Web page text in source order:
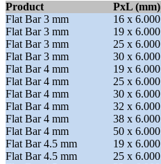
Product
PxL (mm)
Flat Bar 3 mm
16 x 6.000
Flat Bar 3 mm
19 x 6.000
Flat Bar 3 mm
25 x 6.000
Flat Bar 3 mm
30 x 6.000
Flat Bar 4 mm
19 x 6.000
Flat Bar 4 mm
25 x 6.000
Flat Bar 4 mm
30 x 6.000
Flat Bar 4 mm
32 x 6.000
Flat Bar 4 mm
38 x 6.000
Flat Bar 4 mm
50 x 6.000
Flat Bar 4.5 mm
19 x 6.000
Flat Bar 4.5 mm
25 x 6.000